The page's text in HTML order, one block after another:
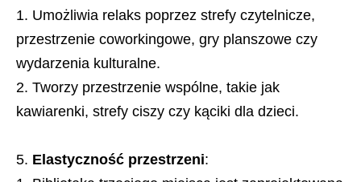
Umożliwia relaks poprzez strefy czytelnicze,
przestrzenie coworkingowe, gry planszowe czy
wydarzenia kulturalne.
Tworzy przestrzenie wspólne, takie jak
kawiarenki, strefy ciszy czy kąciki dla dzieci.
Elastyczność przestrzeni: